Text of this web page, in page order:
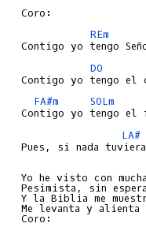
REm
DO
FA#m
SOLm
LA#
Pues, si nada tuviera
Yo he visto con
Pesimista, sin
Y la Biblia me
Me levanta y alienta
Coro: